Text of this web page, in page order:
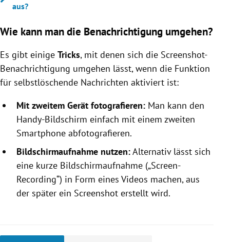
aus?
Wie kann man die Benachrichtigung umgehen?
Es gibt einige Tricks, mit denen sich die Screenshot-
Benachrichtigung umgehen lässt, wenn die Funktion
für selbstlöschende Nachrichten aktiviert ist:
Mit zweitem Gerät fotografieren: Man kann den
Handy-Bildschirm einfach mit einem zweiten
Smartphone abfotografieren.
Bildschirmaufnahme nutzen:Alternativ lässt sich
eine kurze Bildschirmaufnahme („Screen-
Recording“) in Form eines Videos machen, aus
der später ein Screenshot erstellt wird.